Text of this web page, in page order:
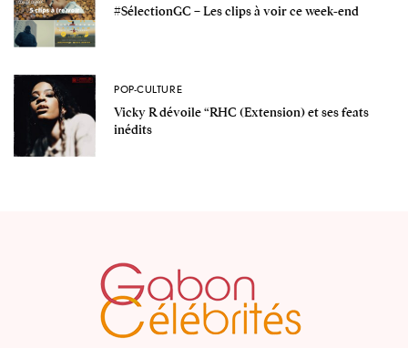
#SélectionGC – Les clips à voir ce week-end
POP-CULTURE
Vicky R dévoile “RHC (Extension) et ses feats
inédits